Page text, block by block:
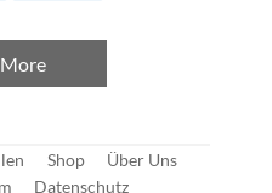
Shop
Über Uns
Datenschutz